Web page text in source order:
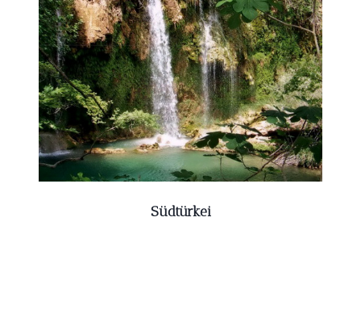
Südtürkei